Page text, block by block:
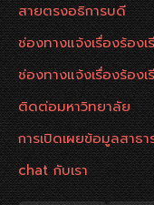
สายตรงอธิการบดี
ช่องทางแจ้งเรื่องร้อง
ช่องทางแจ้งเรื่องร้อง
ติดต่อมหาวิทยาลัย
การเปิดเผยข้อมูลสาธ
chat กับเรา